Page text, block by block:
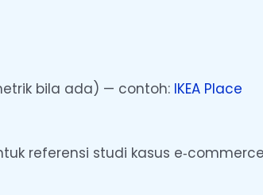
bila ada) — contoh: IKEA Place
referensi studi kasus